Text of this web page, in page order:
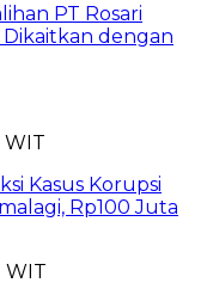
PT Rosari
dengan
WIT
Kasus Korupsi
Rp100 Juta
WIT